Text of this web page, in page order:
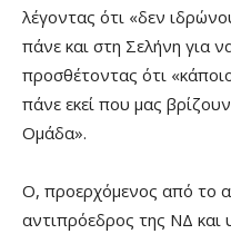
λέγοντας ότι «δεν
πάνε και στη Σελήνη για
προσθέτοντας ότι
πάνε εκεί που μας
Ομάδα».
Ο, προερχόμενος από το
αντιπρόεδρος της ΝΔ και